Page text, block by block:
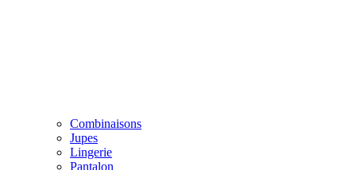
Combinaisons
Jupes
Lingerie
Pantalon